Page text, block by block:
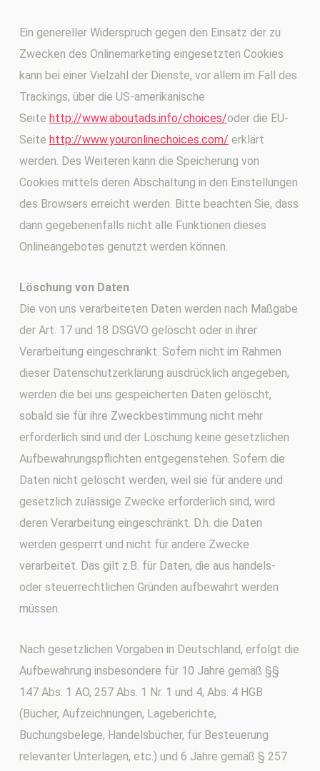
Ein genereller Widerspruch gegen den Einsatz der zu
Zwecken des Onlinemarketing eingesetzten Cookies
kann bei einer Vielzahl der Dienste, vor allem im Fall des
Trackings, über die US-amerikanische
Seite http://www.aboutads.info/choices/oder die EU-
Seite http://www.youronlinechoices.com/ erklärt
werden. Des Weiteren kann die Speicherung von
Cookies mittels deren Abschaltung in den Einstellungen
des Browsers erreicht werden. Bitte beachten Sie, dass
dann gegebenenfalls nicht alle Funktionen dieses
Onlineangebotes genutzt werden können.
Löschung von Daten
Die von uns verarbeiteten Daten werden nach Maßgabe
der Art. 17 und 18 DSGVO gelöscht oder in ihrer
Verarbeitung eingeschränkt. Sofern nicht im Rahmen
dieser Datenschutzerklärung ausdrücklich angegeben,
werden die bei uns gespeicherten Daten gelöscht,
sobald sie für ihre Zweckbestimmung nicht mehr
erforderlich sind und der Löschung keine gesetzlichen
Aufbewahrungspflichten entgegenstehen. Sofern die
Daten nicht gelöscht werden, weil sie für andere und
gesetzlich zulässige Zwecke erforderlich sind, wird
deren Verarbeitung eingeschränkt. D.h. die Daten
werden gesperrt und nicht für andere Zwecke
verarbeitet. Das gilt z.B. für Daten, die aus handels-
oder steuerrechtlichen Gründen aufbewahrt werden
müssen.
Nach gesetzlichen Vorgaben in Deutschland, erfolgt die
Aufbewahrung insbesondere für 10 Jahre gemäß §§
147 Abs. 1 AO, 257 Abs. 1 Nr. 1 und 4, Abs. 4 HGB
(Bücher, Aufzeichnungen, Lageberichte,
Buchungsbelege, Handelsbücher, für Besteuerung
relevanter Unterlagen, etc.) und 6 Jahre gemäß § 257